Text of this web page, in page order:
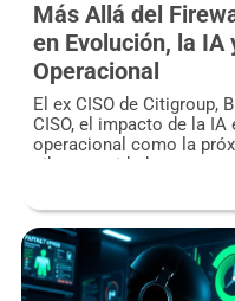
Más Allá del
en Evolución, la IA
Operacional
El ex CISO de Citigroup,
CISO, el impacto de la
operacional como la
ciberseguridad.